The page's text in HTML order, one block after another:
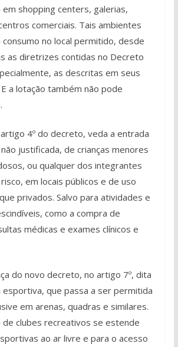
em shopping centers, galerias,
comerciais. Tais ambientes
no local permitido, desde
as diretrizes contidas no Decreto
as descritas em seus
a lotação também não pode
4º do decreto, veda a entrada
justificada, de crianças menores
ou qualquer dos integrantes
em locais públicos e de uso
privados. Salvo para atividades e
como a compra de
médicas e exames clínicos e
do novo decreto, no artigo 7º, dita
que passa a ser permitida
em arenas, quadras e similares.
de clubes recreativos se estende
ao ar livre e para o acesso